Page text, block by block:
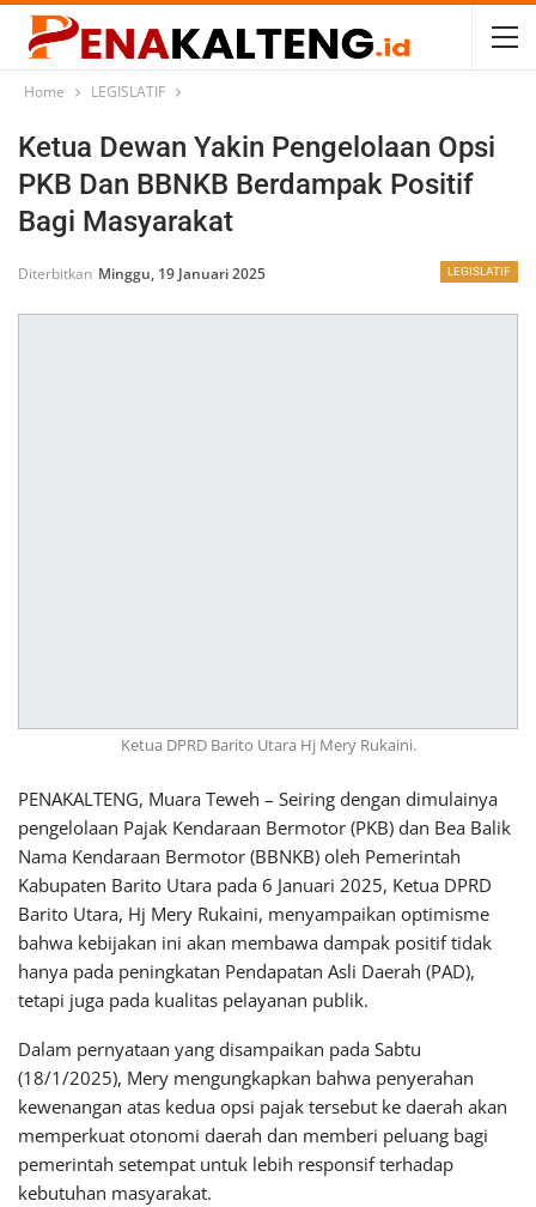
Home LEGISLATIF
Ketua Dewan Yakin Pengelolaan Opsi
PKB Dan BBNKB Berdampak Positif
Bagi Masyarakat
LEGISLATIF
Diterbitkan Minggu, 19 Januari 2025
Ketua DPRD Barito Utara Hj Mery Rukaini.
PENAKALTENG, Muara Teweh – Seiring dengan dimulainya
pengelolaan Pajak Kendaraan Bermotor (PKB) dan Bea Balik
Nama Kendaraan Bermotor (BBNKB) oleh Pemerintah
Kabupaten Barito Utara pada 6 Januari 2025, Ketua DPRD
Barito Utara, Hj Mery Rukaini, menyampaikan optimisme
bahwa kebijakan ini akan membawa dampak positif tidak
hanya pada peningkatan Pendapatan Asli Daerah (PAD),
tetapi juga pada kualitas pelayanan publik.
Dalam pernyataan yang disampaikan pada Sabtu
(18/1/2025), Mery mengungkapkan bahwa penyerahan
kewenangan atas kedua opsi pajak tersebut ke daerah akan
memperkuat otonomi daerah dan memberi peluang bagi
pemerintah setempat untuk lebih responsif terhadap
kebutuhan masyarakat.